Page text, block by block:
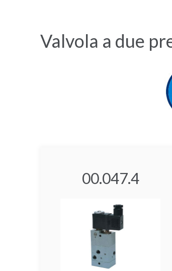
Valvola a due
00.047.4